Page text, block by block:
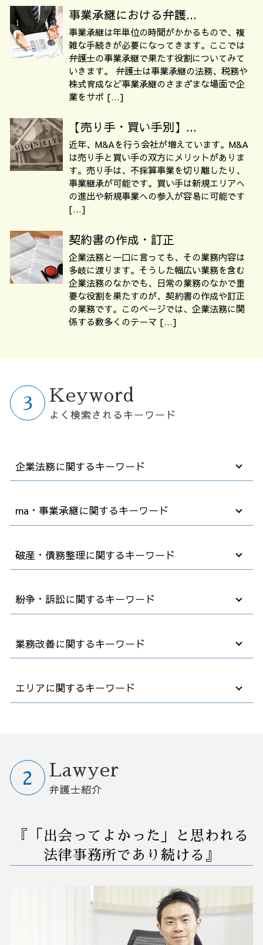
事業承継における弁護...
事業承継は年単位の時間がかかるもので、複
雑な手続きが必要になってきます。ここでは
弁護士の事業承継で果たす役割についてみて
いきます。 弁護士は事業承継の法務、税務や
株式育成など事業承継のさまざまな場面で企
業をサポ […]
【売り手・買い手別】...
近年、M&Aを行う会社が増えています。M&A
は売り手と買い手の双方にメリットがありま
す。売り手は、不採算事業を切り離したり、
事業継承が可能です。買い手は新規エリアへ
の進出や新規事業への参入が容易に可能です
[…]
契約書の作成・訂正
企業法務と一口に言っても、その業務内容は
多岐に渡ります。そうした幅広い業務を含む
企業法務のなかでも、日常の業務のなかで重
要な役割を果たすのが、契約書の作成や訂正
の業務です。このページでは、企業法務に関
係する数多くのテーマ […]
Keyword
よく検索されるキーワード
企業法務に関するキーワード
企業法務 戦略法務
弁護士 顧問契約 メリット
契約書 内容 確認
就業規則 作成
ハラスメント 規制法
顧問弁護士とは
退職 事前
就業規則 不利益変更
就業規則 変更
売掛金 時効
企業法務 コンプライアンス
労働条件 明示ルール
ma・事業承継に関するキーワード
事業承継 メリット デメリット
後継者がいない会社
m&a 会社法
m&a 事業譲渡
企業 買収方法
事業譲渡 会社分割 違い
会社 買収 金額
m&a メリット デメリット
中小企業 跡継ぎ
m&a 子会社
合併 m&a
破産・債務整理に関するキーワード
破産法 自己破産
企業 破産
借金 債務整理 事務所
法人破産 デメリット
自己破産 退職金
借金 債務整理 悩み 相談
任意整理 住宅ローン
破産 保証人
社長 自己破産
債務者 破産
破産 個人事業主
破産後の生活
紛争・訴訟に関するキーワード
懲戒解雇 処分
人事 解雇
労働審判 とは
紛争予防 顧問弁護士
会社 解雇
債権 売掛金
債務不履行 時効
セクハラ 相談
訴訟 民事
労働審判 申し立て
業務改善に関するキーワード
早期経営改善計画 契約書
効率 改善
コンサル 経営改善
営業事務 業務改善
業務 削減
業務改善 問題 課題
業務フロー 改善
早期 経営 改善計画
業務改善 生産性 向上
エリアに関するキーワード
予防法務 弁護士相談 栃木県
予防法務 弁護士相談 大宮区
債務整理 弁護士相談 大宮区
訴訟 紛争 弁護士相談 大宮区
M&A 弁護士相談 さいたま市
訴訟 紛争 弁護士相談 群馬県
事業承継 弁護士相談 群馬県
リーガルチェック 弁護士相談 栃木県
Lawyer
弁護士紹介
『「出会ってよかった」と思われる
法律事務所であり続ける』